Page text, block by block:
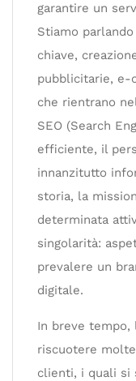
garantire un
Stiamo
chiave,
pubblicitarie, e-
che rientrano
SEO (Search
efficiente, il
innanzitutto
storia, la
determinata
singolarità:
prevalere un
digitale.
In breve tempo,
riscuotere
clienti, i quali si